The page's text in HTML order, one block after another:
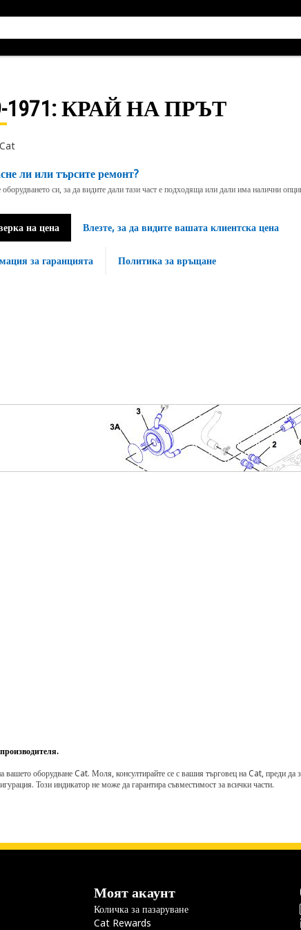
1971: КРАЙ НА ПРЪТ
ли или търсите ремонт?
оборудването си, за да видите дали тази част е подходяща или дали има налични
на цена Влезте, за да видите вашата клиентска цена
за гаранцията Политика за връщане
оборудване Cat. Моля, консултирайте се с вашия търговец на Cat, преди да
Този индикатор не може да гарантира съвместимост за всички части.
Моят акаунт
Количка за пазаруване
Cat Rewards